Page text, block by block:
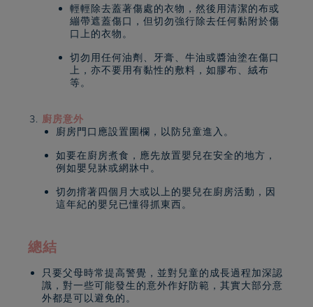
輕輕除去蓋著傷處的衣物，然後用清潔的布或
繃帶遮蓋傷口，但切勿強行除去任何黏附於傷
口上的衣物。
切勿用任何油劑、牙膏、牛油或醬油塗在傷口
上，亦不要用有黏性的敷料，如膠布、絨布
等。
廚房意外
廚房門口應設置圍欄，以防兒童進入。
如要在廚房煮食，應先放置嬰兒在安全的地方，
例如嬰兒牀或網牀中。
切勿揹著四個月大或以上的嬰兒在廚房活動，因
這年紀的嬰兒已懂得抓東西。
總結
只要父母時常提高警覺，並對兒童的成長過程加深認
識，對一些可能發生的意外作好防範，其實大部分意
外都是可以避免的。